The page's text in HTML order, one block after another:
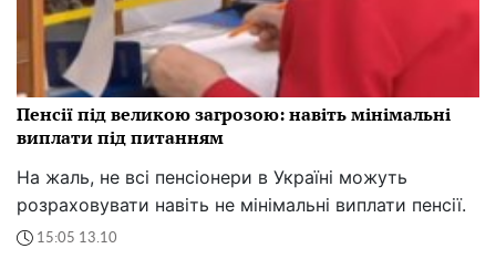
Пенсії під великою загрозою: навіть мінімальні
виплати під питанням
На жаль, не всі пенсіонери в Україні можуть
розраховувати навіть не мінімальні виплати пенсії.
15:05 13.10